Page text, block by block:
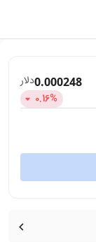
0.000248دلار
0.16%